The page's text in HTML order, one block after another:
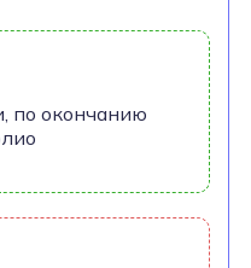
по окончанию